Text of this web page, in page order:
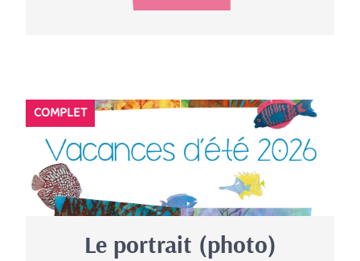
Le portrait (photo)
COMPLET